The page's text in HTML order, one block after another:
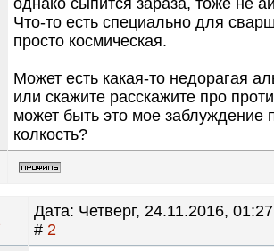
однако сыпится зараза, тоже не
Что-то есть специально для
просто космическая.
Может есть какая-то недорагая
или скажите расскажите про
может быть это мое заблуждение
колкость?
Дата: Четверг, 24.11.2016,
# 2